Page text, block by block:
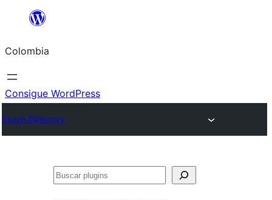
Saltar
contenido
Colombia
Consigue WordPress
Plugin Directory
Buscar